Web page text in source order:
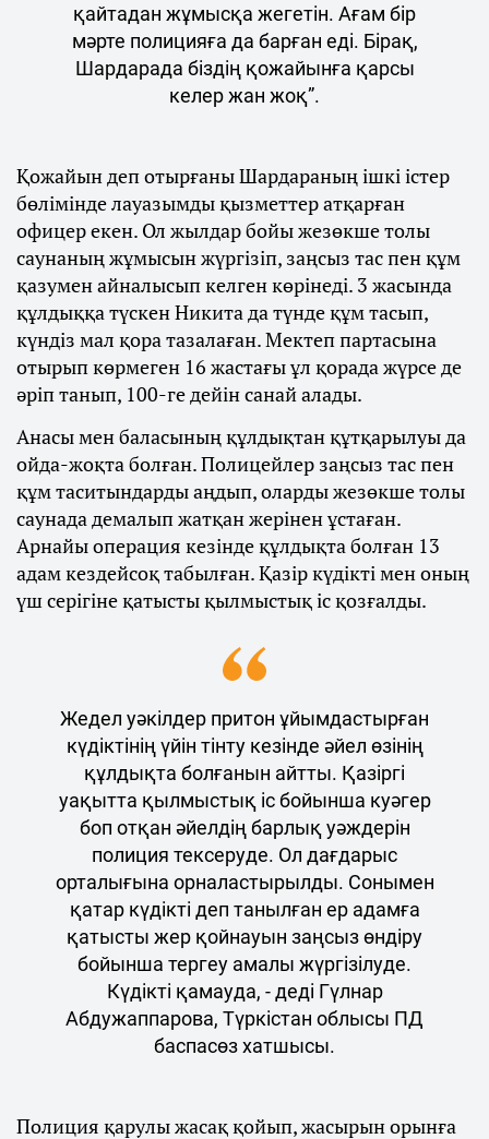
қайтадан жұмысқа жегетін. Ағам бір
мәрте полицияға да барған еді. Бірақ,
Шардарада біздің қожайынға қарсы
келер жан жоқ”.
Қожайын деп отырғаны Шардараның ішкі істер
бөлімінде лауазымды қызметтер атқарған
офицер екен. Ол жылдар бойы жезөкше толы
саунаның жұмысын жүргізіп, заңсыз тас пен құм
қазумен айналысып келген көрінеді. 3 жасында
құлдыққа түскен Никита да түнде құм тасып,
күндіз мал қора тазалаған. Мектеп партасына
отырып көрмеген 16 жастағы ұл қорада жүрсе де
әріп танып, 100-ге дейін санай алады.
Анасы мен баласының құлдықтан құтқарылуы да
ойда-жоқта болған. Полицейлер заңсыз тас пен
құм таситындарды аңдып, оларды жезөкше толы
саунада демалып жатқан жерінен ұстаған.
Арнайы операция кезінде құлдықта болған 13
адам кездейсоқ табылған. Қазір күдікті мен оның
үш серігіне қатысты қылмыстық іс қозғалды.
Жедел уәкілдер притон ұйымдастырған
күдіктінің үйін тінту кезінде әйел өзінің
құлдықта болғанын айтты. Қазіргі
уақытта қылмыстық іс бойынша куәгер
боп отқан әйелдің барлық уәждерін
полиция тексеруде. Ол дағдарыс
орталығына орналастырылды. Сонымен
қатар күдікті деп танылған ер адамға
қатысты жер қойнауын заңсыз өндіру
бойынша тергеу амалы жүргізілуде.
Күдікті қамауда, - деді Гүлнар
Абдужаппарова, Түркістан облысы ПД
баспасөз хатшысы.
Полиция қарулы жасақ қойып, жасырын орынға